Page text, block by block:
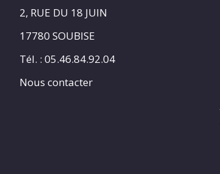
2, RUE DU 18 JUIN
17780 SOUBISE
Tél. : 05.46.84.92.04
Nous contacter